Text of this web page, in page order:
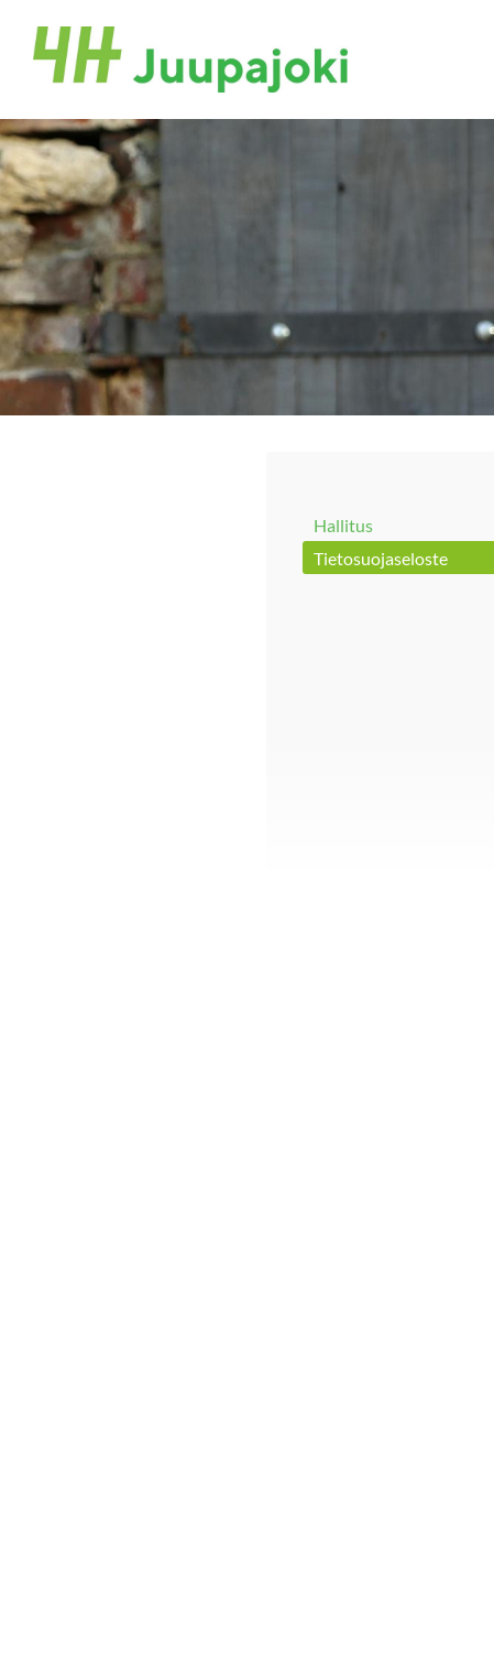
Siirry
sivun
sisältöön
Juupajoen 4H-yhdistys
Hallitus
Tietosuojaseloste